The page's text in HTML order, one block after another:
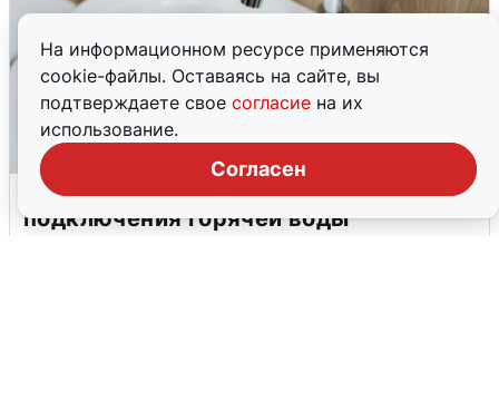
На информационном ресурсе применяются
cookie-файлы. Оставаясь на сайте, вы
подтверждаете свое согласие на их
использование.
Согласен
В Архангельске перенесли сроки
подключения горячей воды